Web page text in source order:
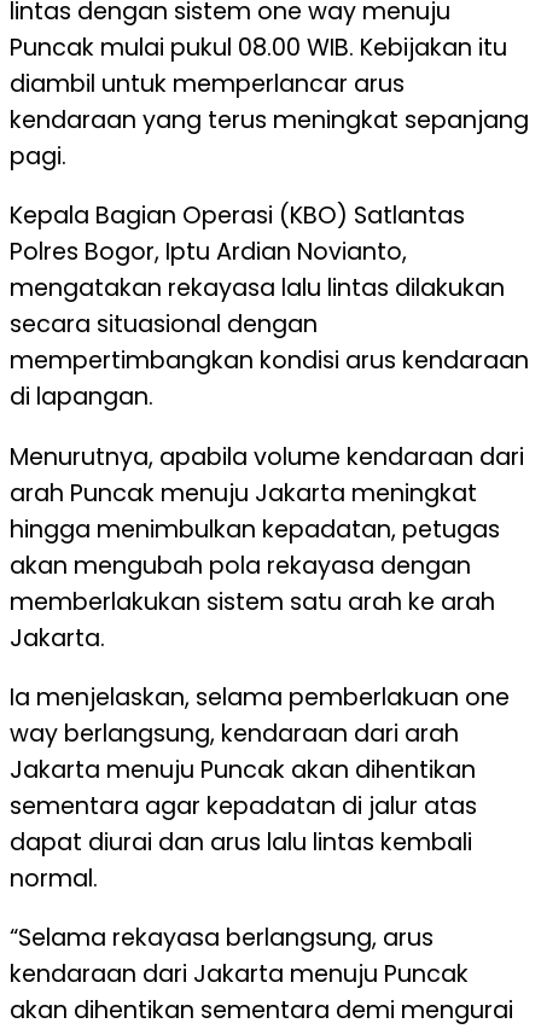
lintas dengan sistem one way menuju
Puncak mulai pukul 08.00 WIB. Kebijakan itu
diambil untuk memperlancar arus
kendaraan yang terus meningkat sepanjang
pagi.
Kepala Bagian Operasi (KBO) Satlantas
Polres Bogor, Iptu Ardian Novianto,
mengatakan rekayasa lalu lintas dilakukan
secara situasional dengan
mempertimbangkan kondisi arus kendaraan
di lapangan.
Menurutnya, apabila volume kendaraan dari
arah Puncak menuju Jakarta meningkat
hingga menimbulkan kepadatan, petugas
akan mengubah pola rekayasa dengan
memberlakukan sistem satu arah ke arah
Jakarta.
Ia menjelaskan, selama pemberlakuan one
way berlangsung, kendaraan dari arah
Jakarta menuju Puncak akan dihentikan
sementara agar kepadatan di jalur atas
dapat diurai dan arus lalu lintas kembali
normal.
“Selama rekayasa berlangsung, arus
kendaraan dari Jakarta menuju Puncak
akan dihentikan sementara demi mengurai